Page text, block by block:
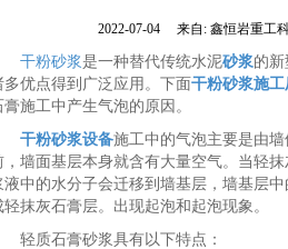
2022-07-04 来自: 鑫恒岩重工
干粉砂浆是一种替代传统水泥砂浆的新
多优点得到广泛应用。下面干粉砂浆施工
膏施工中产生气泡的原因。
干粉砂浆设备施工中的气泡主要是由
，墙面基层本身就含有大量空气。当轻
液中的水分子会迁移到墙基层，墙基层
轻抹灰石膏层。出现起泡和起泡现象。
轻质石膏砂浆具有以下特点：